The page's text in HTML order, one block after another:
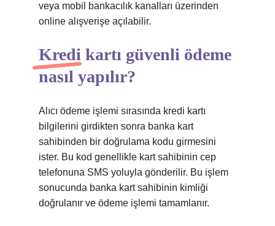
veya mobil bankacılık kanalları üzerinden
online alışverişe açılabilir.
Kredi kartı güvenli ödeme
nasıl yapılır?
Alıcı ödeme işlemi sırasında kredi kartı
bilgilerini girdikten sonra banka kart
sahibinden bir doğrulama kodu girmesini
ister. Bu kod genellikle kart sahibinin cep
telefonuna SMS yoluyla gönderilir. Bu işlem
sonucunda banka kart sahibinin kimliği
doğrulanır ve ödeme işlemi tamamlanır.